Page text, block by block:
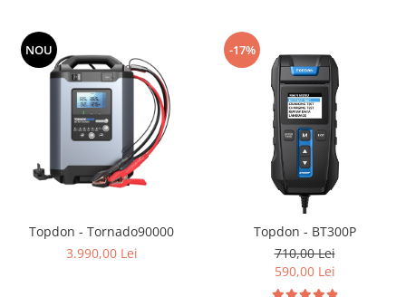
NOU
Topdon - Tornado90000
3.990,00 Lei
-17%
Topdon - BT300P
710,00 Lei
590,00 Lei